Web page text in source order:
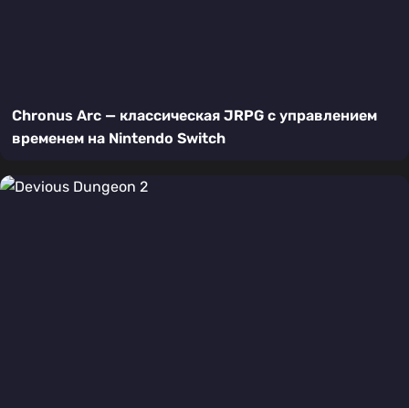
Chronus Arc — классическая JRPG с управлением
временем на Nintendo Switch